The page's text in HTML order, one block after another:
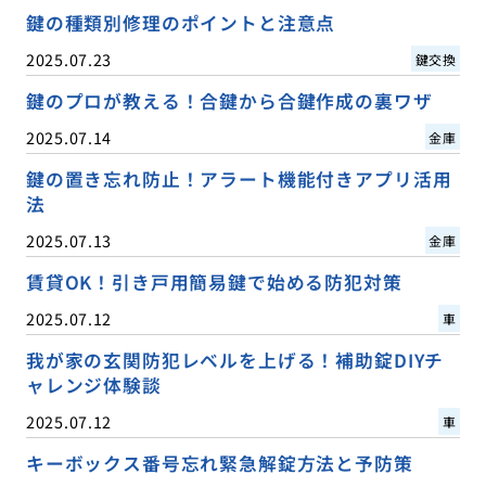
鍵の種類別修理のポイントと注意点
2025.07.23 鍵交換
鍵のプロが教える！合鍵から合鍵作成の裏ワザ
2025.07.14 金庫
鍵の置き忘れ防止！アラート機能付きアプリ活用
法
2025.07.13 金庫
賃貸OK！引き戸用簡易鍵で始める防犯対策
2025.07.12 車
我が家の玄関防犯レベルを上げる！補助錠DIYチ
ャレンジ体験談
2025.07.12 車
キーボックス番号忘れ緊急解錠方法と予防策